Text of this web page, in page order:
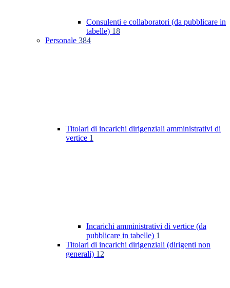
Consulenti e collaboratori (da pubblicare in
tabelle) 18
Personale 384
Titolari di incarichi dirigenziali amministrativi di
vertice 1
Incarichi amministrativi di vertice (da
pubblicare in tabelle) 1
Titolari di incarichi dirigenziali (dirigenti non
generali) 12